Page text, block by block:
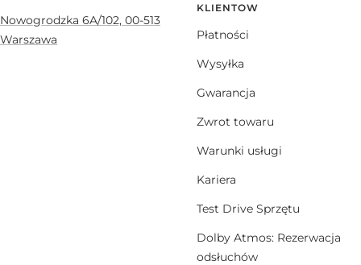
Nowogrodzka 6A/102, 00-513
Warszawa
KLIENTOW
Płatności
Wysyłka
Gwarancja
Zwrot towaru
Warunki usługi
Kariera
Test Drive Sprzętu
Dolby Atmos: Rezerwacja
odsłuchów